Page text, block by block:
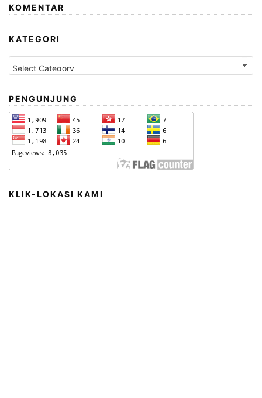
KOMENTAR
KATEGORI
Kategori
PENGUNJUNG
KLIK-LOKASI KAMI